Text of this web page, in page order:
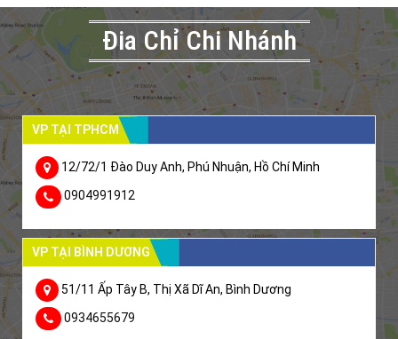
Đia Chỉ Chi Nhánh
VP TẠI TPHCM
12/72/1 Đào Duy Anh, Phú Nhuận, Hồ Chí Minh
0904991912
VP TẠI BÌNH DƯƠNG
51/11 Ấp Tây B, Thị Xã Dĩ An, Bình Dương
0934655679